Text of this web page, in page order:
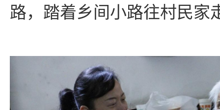
路，踏着乡间小路往村民家